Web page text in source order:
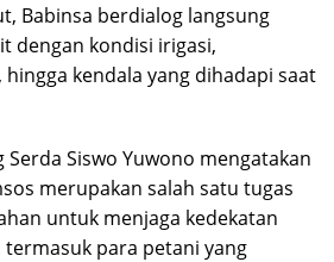
Babinsa berdialog langsung
dengan kondisi irigasi,
kendala yang dihadapi saat
Serda Siswo Yuwono mengatakan
merupakan salah satu tugas
untuk menjaga kedekatan
para petani yang